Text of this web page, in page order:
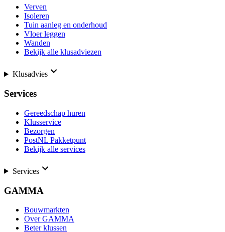
Verven
Isoleren
Tuin aanleg en onderhoud
Vloer leggen
Wanden
Bekijk alle klusadviezen
Klusadvies
Services
Gereedschap huren
Klusservice
Bezorgen
PostNL Pakketpunt
Bekijk alle services
Services
GAMMA
Bouwmarkten
Over GAMMA
Beter klussen